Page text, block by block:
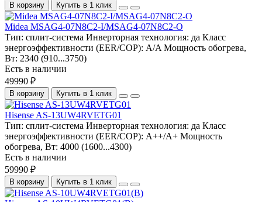
В корзину Купить в 1 клик
Midea MSAG4-07N8C2-I/MSAG4-07N8C2-O
Тип: сплит-система Инверторная технология: да Класс
энергоэффективности (EER/COP): A/A Мощность обогрева,
Вт: 2340 (910...3750)
Есть в наличии
49990 ₽
В корзину Купить в 1 клик
Hisense AS-13UW4RVETG01
Тип: сплит-система Инверторная технология: да Класс
энергоэффективности (EER/COP): A++/A+ Мощность
обогрева, Вт: 4000 (1600...4300)
Есть в наличии
59990 ₽
В корзину Купить в 1 клик